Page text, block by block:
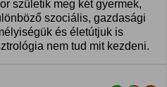
születik meg két gyermek,
szociális, gazdasági
és életútjuk is
nem tud mit kezdeni.